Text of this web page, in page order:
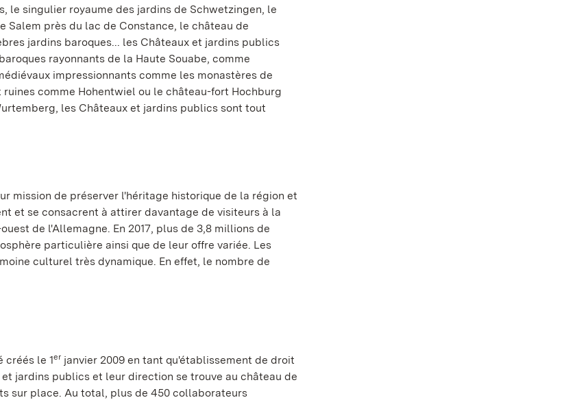
le singulier royaume des jardins de Schwetzingen, le
Salem près du lac de Constance, le château de
jardins baroques... les Châteaux et jardins publics
rayonnants de la Haute Souabe, comme
impressionnants comme les monastères de
comme Hohentwiel ou le château-fort Hochburg
les Châteaux et jardins publics sont tout
mission de préserver l'héritage historique de la région et
et se consacrent à attirer davantage de visiteurs à la
de l'Allemagne. En 2017, plus de 3,8 millions de
particulière ainsi que de leur offre variée. Les
culturel très dynamique. En effet, le nombre de
créés le 1er janvier 2009 en tant qu'établissement de droit
jardins publics et leur direction se trouve au château de
sur place. Au total, plus de 450 collaborateurs